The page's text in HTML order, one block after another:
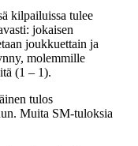
kilpailuissa tulee
jokaisen
joukkuettain ja
molemmille
(1 – 1).
tulos
Muita SM-tuloksia